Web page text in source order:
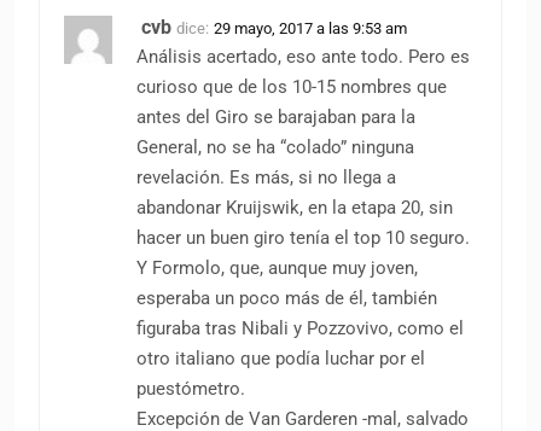
cvb dice: 29 mayo, 2017 a las 9:53 am
Análisis acertado, eso ante todo. Pero es
curioso que de los 10-15 nombres que
antes del Giro se barajaban para la
General, no se ha “colado” ninguna
revelación. Es más, si no llega a
abandonar Kruijswik, en la etapa 20, sin
hacer un buen giro tenía el top 10 seguro.
Y Formolo, que, aunque muy joven,
esperaba un poco más de él, también
figuraba tras Nibali y Pozzovivo, como el
otro italiano que podía luchar por el
puestómetro.
Excepción de Van Garderen -mal, salvado